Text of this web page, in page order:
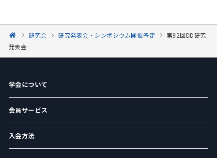
研究会 研究発表会・シンポジウム開催予定
第92回DD研究
発表会
学会について
会員サービス
入会方法